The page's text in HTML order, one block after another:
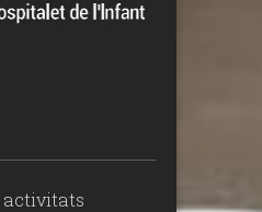
activitats